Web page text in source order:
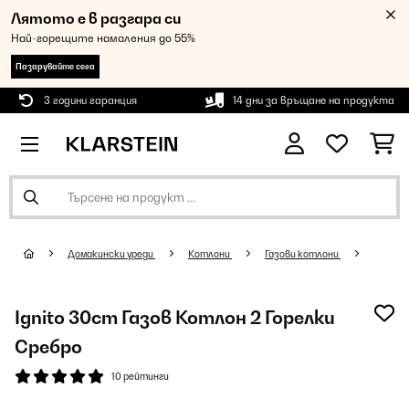
Лятото е в разгара си
Най-горещите намаления до 55%
Пазарувайте сега
3 години гаранция 14 дни за връщане на продукта
Домакински уреди Котлони Газови котлони
Ignito 30cm Газов Котлон 2 Горелки
Сребро
10 рейтинги